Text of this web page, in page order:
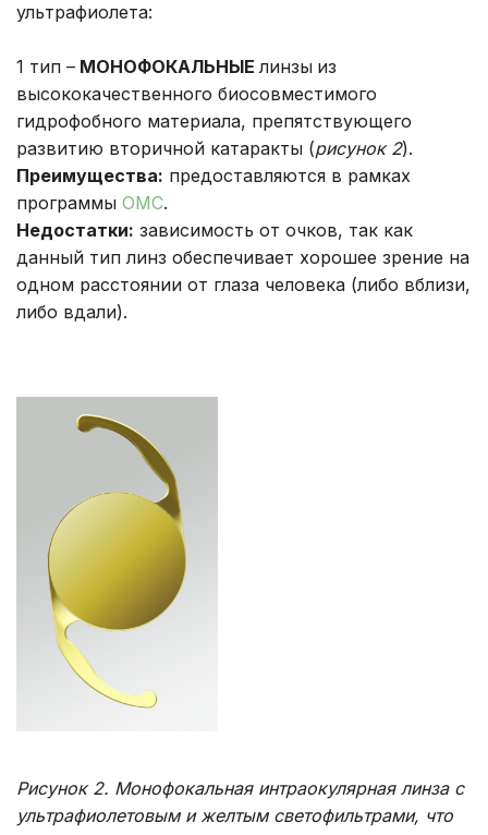
ультрафиолета:
1 тип – МОНОФОКАЛЬНЫЕлинзы из
высококачественного биосовместимого
гидрофобного материала, препятствующего
развитию вторичной катаракты (рисунок 2).
Преимущества: предоставляются в рамках
программы ОМС.
Недостатки: зависимость от очков, так как
данный тип линз обеспечивает хорошее зрение на
одном расстоянии от глаза человека (либо вблизи,
либо вдали).
Рисунок 2. Монофокальная интраокулярная линза с
ультрафиолетовым и желтым светофильтрами, что